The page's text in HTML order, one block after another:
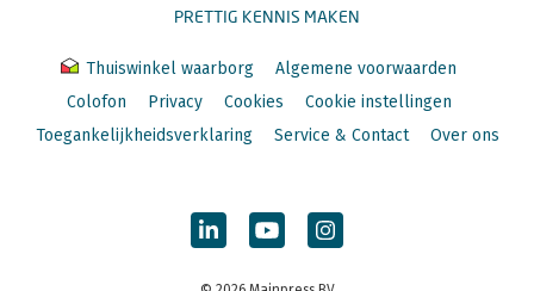
PRETTIG KENNIS MAKEN
Thuiswinkel waarborg
Algemene voorwaarden
Colofon
Privacy Cookies
Cookie instellingen
Toegankelijkheidsverklaring
Service & Contact Over ons